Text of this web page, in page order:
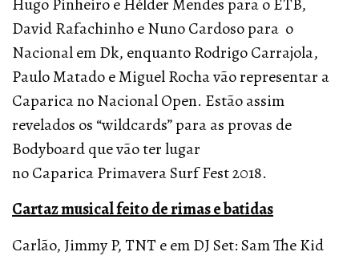
David Rafachinho e Nuno Cardoso para o
Nacional em Dk, enquanto Rodrigo Carrajola,
Paulo Matado e Miguel Rocha vão representar a
Caparica no Nacional Open. Estão assim
revelados os “wildcards” para as provas de
Bodyboard que vão ter lugar
no Caparica Primavera Surf Fest 2018.
Cartaz musical feito de rimas e batidas
Carlão, Jimmy P, TNT e em DJ Set: Sam The Kid